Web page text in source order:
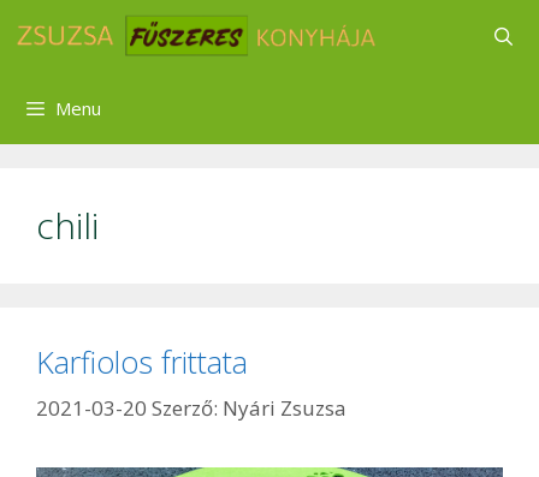
Menu
chili
Karfiolos frittata
2021-03-20 Szerző: Nyári Zsuzsa